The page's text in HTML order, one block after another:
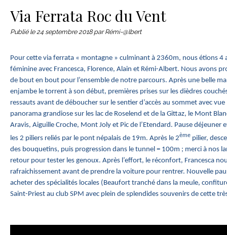
Via Ferrata Roc du Vent
Publié le24 septembre 2018par Rémi-@lbert
Pour cette via ferrata « montagne » culminant à 2360m, nous étions 4
féminine avec Francesca, Florence, Alain et Rémi-Albert. Nous avons
de bout en bout pour l’ensemble de notre parcours. Après une belle
enjambe le torrent à son début, premières prises sur les dièdres
ressauts avant de déboucher sur le sentier d’accès au sommet avec
panorama grandiose sur les lac de Roselend et de la Gittaz, le Mont
Aravis, Aiguille Croche, Mont Joly et Pic de l’Etendard. Pause déjeuner
les 2 piliers reliés par le pont népalais de 19m. Après le 2ème pilier,
des bouquetins, puis progression dans le tunnel = 100m ; merci à nos
retour pour tester les genoux. Après l’effort, le réconfort, Francesca
rafraichissement avant de prendre la voiture pour rentrer. Nouvelle
acheter des spécialités locales (Beaufort tranché dans la meule,
Saint-Priest au club SPM avec plein de splendides souvenirs de cette